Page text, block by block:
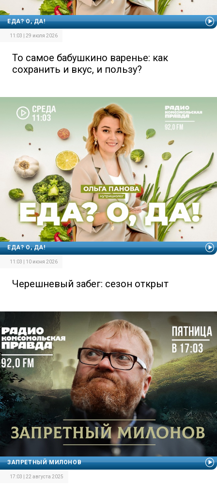
ЕДА? О, ДА!
11:03 | 29 июля 2026
То самое бабушкино варенье: как
сохранить и вкус, и пользу?
ЕДА? О, ДА!
11:03 | 10 июня 2026
Черешневый забег: сезон открыт
ЗАПРЕТНЫЙ МИЛОНОВ
17:03 | 22 августа 2025